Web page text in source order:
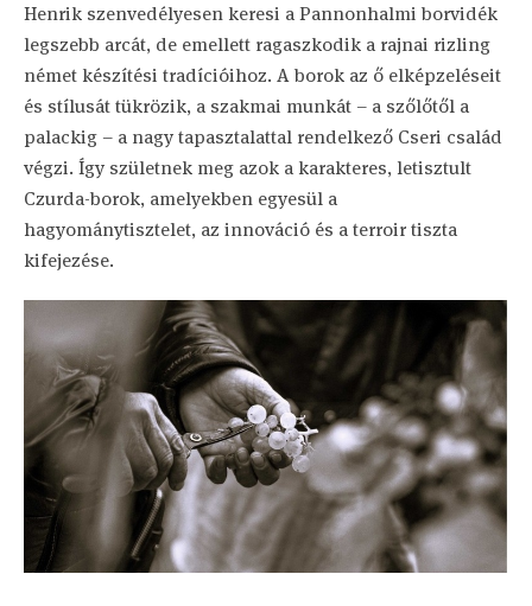
Henrik szenvedélyesen keresi a Pannonhalmi borvidék
legszebb arcát, de emellett ragaszkodik a rajnai rizling
német készítési tradícióihoz. A borok az ő elképzeléseit
és stílusát tükrözik, a szakmai munkát – a szőlőtől a
palackig – a nagy tapasztalattal rendelkező Cseri család
végzi. Így születnek meg azok a karakteres, letisztult
Czurda-borok, amelyekben egyesül a
hagyománytisztelet, az innováció és a terroir tiszta
kifejezése.